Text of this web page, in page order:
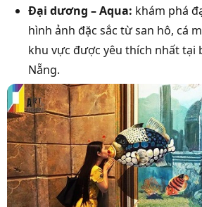
Đại dương – Aqua: khám phá
hình ảnh đặc sắc từ san hô, cá
khu vực được yêu thích nhất tại
Nẵng.